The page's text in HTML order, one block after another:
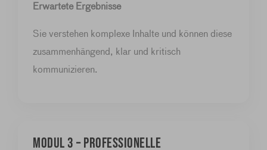
Erwartete Ergebnisse
Sie verstehen komplexe Inhalte und können diese
zusammenhängend, klar und kritisch
kommunizieren.
MODUL 3 – Professionelle